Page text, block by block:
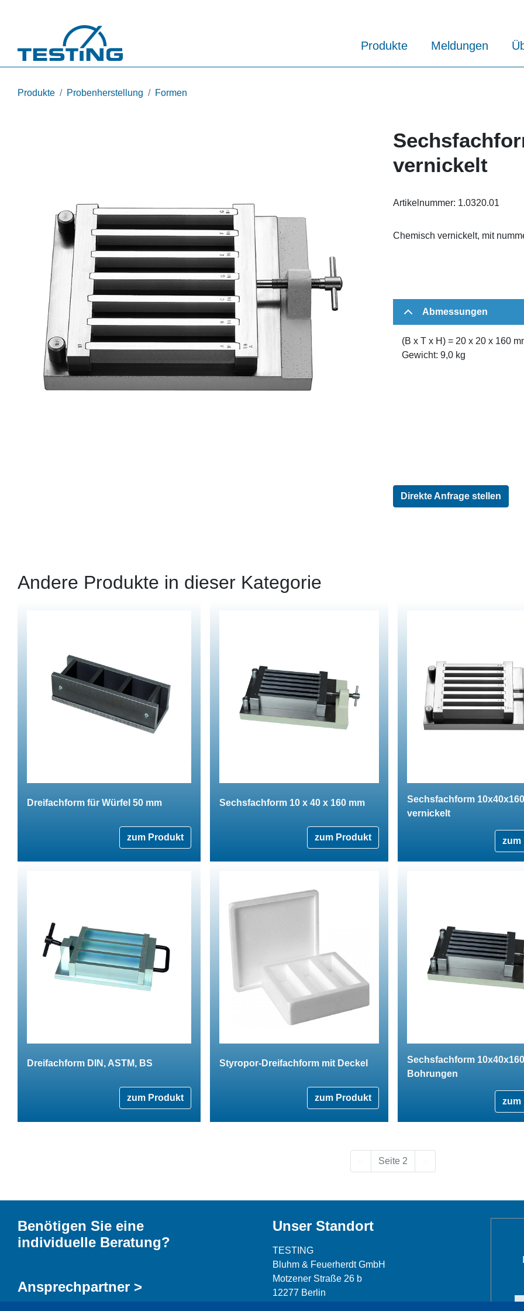
Produkte Meldungen
Produkte Probenherstellung Formen
vernickelt
Artikelnummer: 1.0320.01
Сhemisch vernickelt, mit
Abmessungen
(B x T x H) = 20 x 20 x 160
Gewicht: 9,0 kg
Direkte Anfrage stellen
Andere Produkte in dieser Kategorie
Dreifachform für Würfel 50 mm
zum Produkt
Sechsfachform 10 x 40 x 160 mm
zum Produkt
Sechsfachform
vernickelt
zum
Dreifachform DIN, ASTM, BS
zum Produkt
Styropor-Dreifachform mit Deckel
zum Produkt
Sechsfachform
Bohrungen
zum
Vorherige Seite
Seite 2
Benötigen Sie eine
individuelle Beratung?
Ansprechpartner >
Unser Standort
TESTING
Bluhm & Feuerherdt GmbH
Motzener Straße 26 b
12277 Berlin